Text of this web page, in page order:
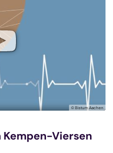
© Bistum Aachen
Kempen-Viersen